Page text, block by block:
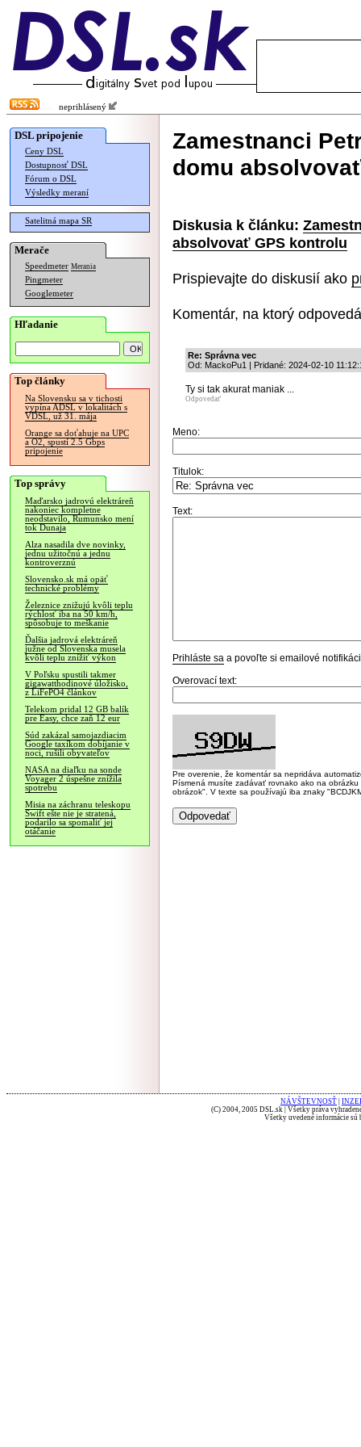
neprihlásený
DSL pripojenie
Ceny DSL
Dostupnosť DSL
Fórum o DSL
Výsledky meraní
Satelitná mapa SR
Merače
Speedmeter Merania
Pingmeter
Googlemeter
Hľadanie
Top články
Na Slovensku sa v tichosti
vypína ADSL v lokalitách s
VDSL, už 31. mája
Orange sa doťahuje na UPC
a O2, spustí 2.5 Gbps
pripojenie
Top správy
Maďarsko jadrovú elektráreň
nakoniec kompletne
neodstavilo, Rumunsko mení
tok Dunaja
Alza nasadila dve novinky,
jednu užitočnú a jednu
kontroverznú
Slovensko.sk má opäť
technické problémy
Železnice znižujú kvôli teplu
rýchlosť iba na 50 km/h,
spôsobuje to meškanie
Ďalšia jadrová elektráreň
južne od Slovenska musela
kvôli teplu znížiť výkon
V Poľsku spustili takmer
gigawatthodinové úložisko,
z LiFePO4 článkov
Telekom pridal 12 GB balík
pre Easy, chce zaň 12 eur
Súd zakázal samojazdiacim
Google taxíkom dobíjanie v
noci, rušili obyvateľov
NASA na diaľku na sonde
Voyager 2 úspešne znížila
spotrebu
Misia na záchranu teleskopu
Swift ešte nie je stratená,
podarilo sa spomaliť jej
otáčanie
Zamestnanci
domu
Diskusia k článku:
absolvovať GPS kontrolu
Prispievajte do diskusií ako
Komentár, na ktorý
Re: Správna vec
Od: MackoPu1 | Pridané: 2024-02-10
Ty si tak akurat maniak ...
Odpovedať
Meno:
Titulok:
Text:
Prihláste sa a povoľte si emailové
Overovací text:
Pre overenie, že komentár sa nepridáva
Písmená musíte zadávať rovnako ako na
obrázok". V texte sa používajú iba znaky
NÁVŠTEVNOSŤ
(C) 2004, 2005 DSL.sk | Všetky práva
Všetky uvedené informácie sú